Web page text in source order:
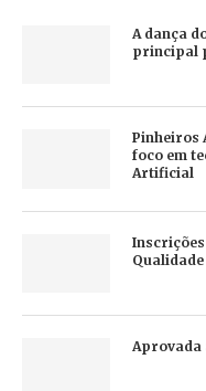
A dança
principal
Pinheiros
foco em
Artificial
Aprovada